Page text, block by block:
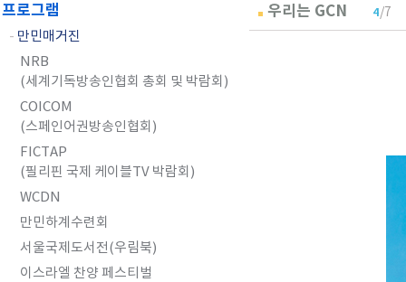
프로그램
- 만민매거진
NRB
(세계기독방송인협회 총회 및 박람회)
COICOM
(스페인어권방송인협회)
FICTAP
(필리핀 국제 케이블TV 박람회)
WCDN
만민하계수련회
서울국제도서전(우림북)
이스라엘 찬양 페스티벌
우리는 GCN 4/7